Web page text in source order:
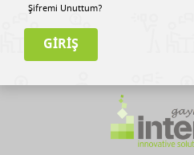
Şifremi Unuttum?